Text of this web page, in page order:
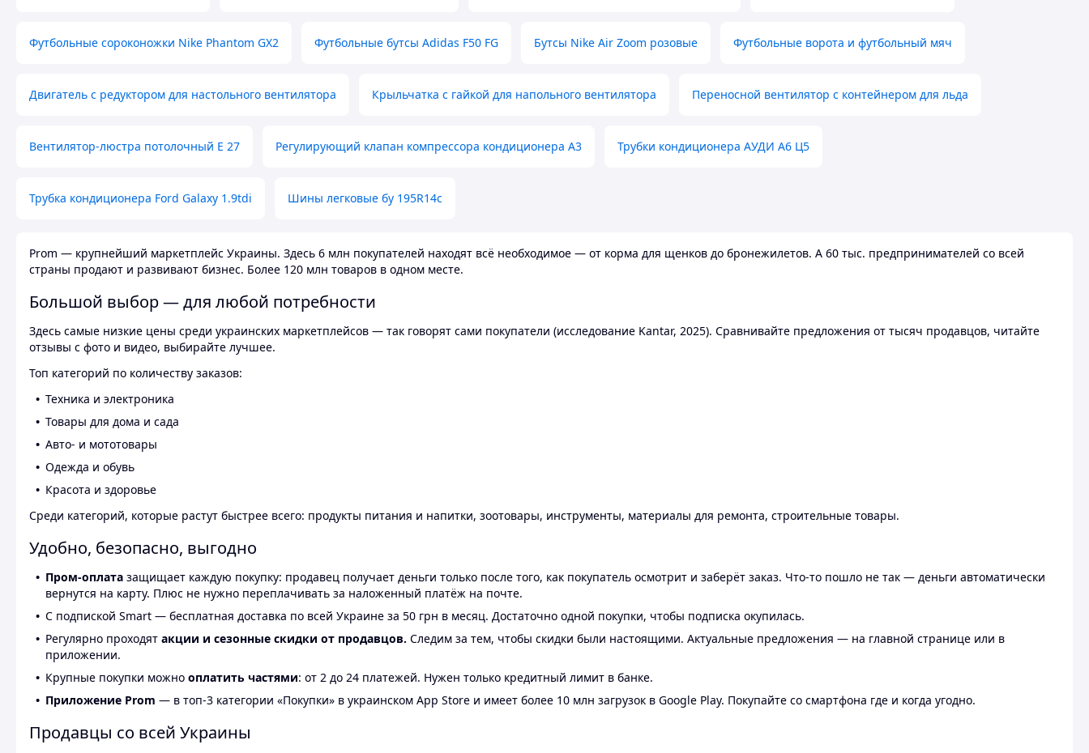
Футбольные сороконожки Nike Phantom GX2 Футбольные бутсы Adidas F50 FG Бутсы Nike Air Zoom розовые Футбольные ворота и футбольный мяч
Двигатель с редуктором для настольного вентилятора Крыльчатка с гайкой для напольного вентилятора Переносной вентилятор с контейнером для льда
Вентилятор-люстра потолочный E 27 Регулирующий клапан компрессора кондиционера А3 Трубки кондиционера АУДИ А6 Ц5
Трубка кондиционера Ford Galaxy 1.9tdi Шины легковые бу 195R14c
Prom — крупнейший маркетплейс Украины. Здесь 6 млн покупателей находят всё необходимое — от корма для щенков до бронежилетов. А 60 тыс. предпринимателей со всей
страны продают и развивают бизнес. Более 120 млн товаров в одном месте.
Большой выбор — для любой потребности
Здесь самые низкие цены среди украинских маркетплейсов — так говорят сами покупатели (исследование Kantar, 2025). Сравнивайте предложения от тысяч продавцов, читайте
отзывы с фото и видео, выбирайте лучшее.
Топ категорий по количеству заказов:
Техника и электроника
Товары для дома и сада
Авто- и мототовары
Одежда и обувь
Красота и здоровье
Среди категорий, которые растут быстрее всего: продукты питания и напитки, зоотовары, инструменты, материалы для ремонта, строительные товары.
Удобно, безопасно, выгодно
Пром-оплата защищает каждую покупку: продавец получает деньги только после того, как покупатель осмотрит и заберёт заказ. Что-то пошло не так — деньги автоматически
вернутся на карту. Плюс не нужно переплачивать за наложенный платёж на почте.
С подпиской Smart — бесплатная доставка по всей Украине за 50 грн в месяц. Достаточно одной покупки, чтобы подписка окупилась.
Регулярно проходят акции и сезонные скидки от продавцов. Следим за тем, чтобы скидки были настоящими. Актуальные предложения — на главной странице или в
приложении.
Крупные покупки можно оплатить частями: от 2 до 24 платежей. Нужен только кредитный лимит в банке.
Приложение Prom — в топ-3 категории «Покупки» в украинском App Store и имеет более 10 млн загрузок в Google Play. Покупайте со смартфона где и когда угодно.
Продавцы со всей Украины